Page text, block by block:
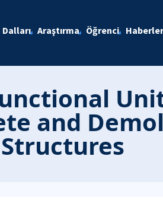
Araştırma Öğrenci Haberler
and